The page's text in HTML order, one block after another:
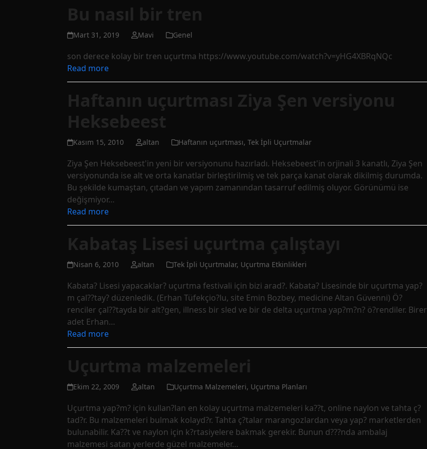
Bu nasıl bir tren
Mart 31, 2019 Mavi Genel
son derece kolay bir tren uçurtma https://www.youtube.com/watch?v=yHG4XBRqNQc
Read more
Haftanın uçurtması Ziya Şen versiyonu
Heksebeest
Kasım 15, 2010 altan Haftanın uçurtması, Tek İpli Uçurtmalar
Ziya Şen Heksebeest'in yeni bir versiyonunu hazırladı. Heksebeest'in orjinali 3 kanatlı, Ziya Şen
versiyonunda ise alt ve orta kanatlar birleştirilmiş ve tek parça kanat olarak dikilmiş durumda.
Bu şekilde kumaştan, çıtadan ve yapım zamanından tasarruf edilmiş oluyor. Görünümü ise
değişmiyor…
Read more
Kabataş Lisesi uçurtma çalıştayı
Nisan 6, 2010 altan Tek İpli Uçurtmalar, Uçurtma Etkinlikleri
Kabata? Lisesi yapacaklar? uçurtma festivali için bizi arad?. Kabata? Lisesinde bir uçurtma yap?
m çal??tay? düzenledik. (Erhan Tüfekçio?lu, site Emin Bozbey, medicine Altan Güvenni) Ö?
renciler çal??tayda bir alt?gen, illness bir sled ve bir de delta uçurtma yap?m?n? ö?rendiler. Birer
adet Erhan…
Read more
Uçurtma malzemeleri
Ekim 22, 2009 altan Uçurtma Malzemeleri, Uçurtma Planları
Uçurtma yap?m? için kullan?lan en kolay uçurtma malzemeleri ka??t, online naylon ve tahta ç?
tad?r. Bu malzemeleri bulmak kolayd?r. Tahta ç?talar marangozlardan veya yap? marketlerden
bulunabilir. Ka??t ve naylon için k?rtasiyelere bakmak gerekir. Bunun d???nda ambalaj
malzemesi satan yerlerde güzel malzemeler…